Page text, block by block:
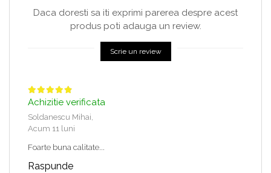
Daca doresti sa iti exprimi parerea despre acest
produs poti adauga un review.
Scrie un review
Achizitie verificata
Soldanescu Mihai,
Acum 11 luni
Foarte buna calitate...
Raspunde